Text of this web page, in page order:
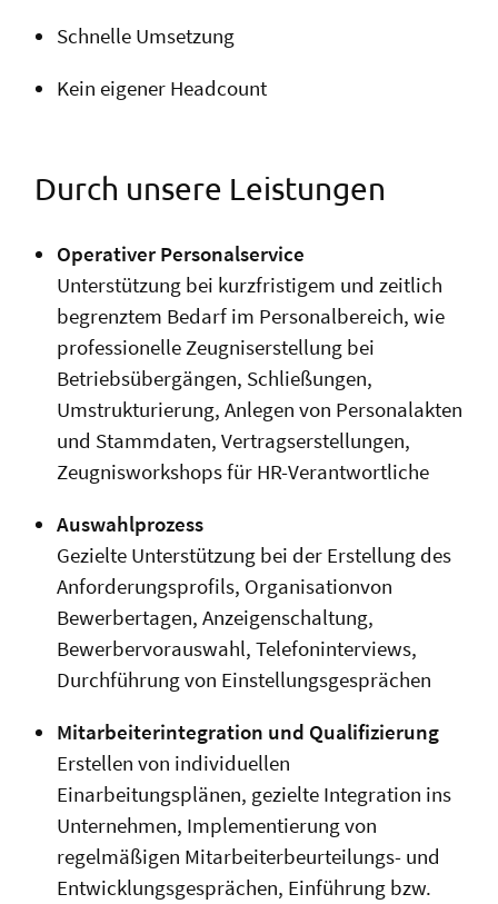
Schnelle Umsetzung
Kein eigener Headcount
Durch unsere Leistungen
Operativer Personalservice
Unterstützung bei kurzfristigem und zeitlich
begrenztem Bedarf im Personalbereich, wie
professionelle Zeugniserstellung bei
Betriebsübergängen, Schließungen,
Umstrukturierung, Anlegen von Personalakten
und Stammdaten, Vertragserstellungen,
Zeugnisworkshops für HR-Verantwortliche
Auswahlprozess
Gezielte Unterstützung bei der Erstellung des
Anforderungsprofils, Organisationvon
Bewerbertagen, Anzeigenschaltung,
Bewerbervorauswahl, Telefoninterviews,
Durchführung von Einstellungsgesprächen
Mitarbeiterintegration und Qualifizierung
Erstellen von individuellen
Einarbeitungsplänen, gezielte Integration ins
Unternehmen, Implementierung von
regelmäßigen Mitarbeiterbeurteilungs- und
Entwicklungsgesprächen, Einführung bzw.